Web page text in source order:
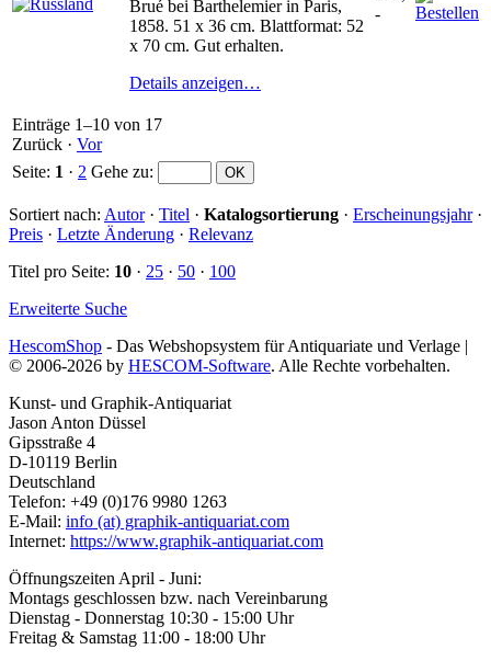
Brué bei Barthelemier in Paris,
1858. 51 x 36 cm. Blattformat: 52
x 70 cm. Gut erhalten.
Details anzeigen…
-
Einträge 1–10 von 17
Zurück · Vor
Seite: 1 · 2 Gehe zu:
Sortiert nach: Autor· Titel · Katalogsortierung · Erscheinungsjahr·
Preis · Letzte Änderung · Relevanz
Titel pro Seite: 10 · 25 · 50 · 100
Erweiterte Suche
HescomShop - Das Webshopsystem für Antiquariate und Verlage |
© 2006-2026 by HESCOM-Software. Alle Rechte vorbehalten.
Kunst- und Graphik-Antiquariat
Jason Anton Düssel
Gipsstraße 4
D-10119 Berlin
Deutschland
Telefon: +49 (0)176 9980 1263
E-Mail: info (at) graphik-antiquariat.com
Internet: https://www.graphik-antiquariat.com
Öffnungszeiten April - Juni:
Montags geschlossen bzw. nach Vereinbarung
Dienstag - Donnerstag 10:30 - 15:00 Uhr
Freitag & Samstag 11:00 - 18:00 Uhr